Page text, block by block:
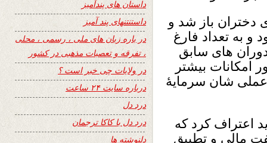
دختران باز شد و
به تعداد فارغ
های سابق
بیشتر
عملی شان سرمایۀ
اعتراف کرد که
مالی و تطبیق
داستان های پندآمیز
داستنتنهای پند آمیز
در باره زبان های ملی ، رسمی ، محلی
، تفرقه و تعصبات مذهبی در کشور
در ولایات چی خبر است ؟
درباره سایت ۲۴ ساعت
درد دل
درد دل با کاکا ترجمان
دلنوشته ها